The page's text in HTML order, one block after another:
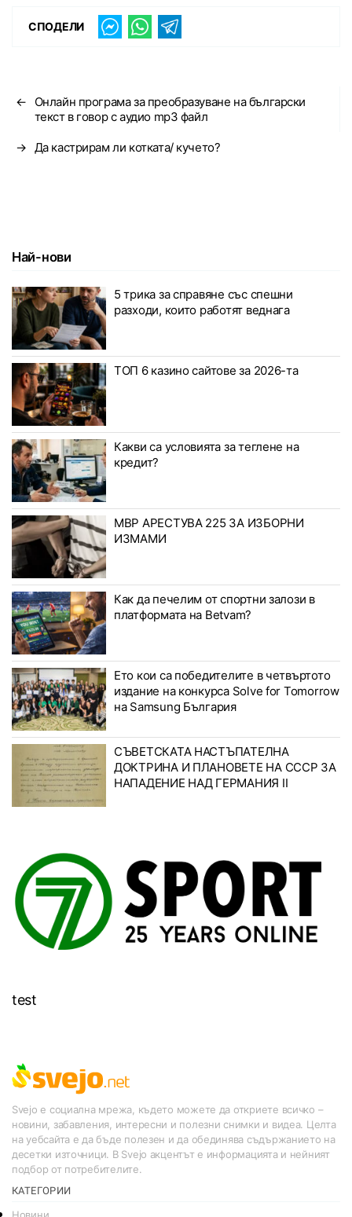
СПОДЕЛИ
←
Онлайн програма за преобразуване на български
текст в говор с аудио mp3 файл
→ Да кастрирам ли котката/ кучето?
Най-нови
5 трика за справяне със спешни
разходи, които работят веднага
ТОП 6 казино сайтове за 2026-та
Какви са условията за теглене на
кредит?
МВР АРЕСТУВА 225 ЗА ИЗБОРНИ
ИЗМАМИ
Как да печелим от спортни залози в
платформата на Betvam?
Ето кои са победителите в четвъртото
издание на конкурса Solve for Tomorrow
на Samsung България
СЪВЕТСКАТА НАСТЪПАТЕЛНА
ДОКТРИНА И ПЛАНОВЕТЕ НА СССР ЗА
НАПАДЕНИЕ НАД ГЕРМАНИЯ II
test
Svejo е социална мрежа, където можете да откриете всичко –
новини, забавления, интересни и полезни снимки и видеа. Целта
на уебсайта е да бъде полезен и да обединява съдържанието на
десетки източници. В Svejo акцентът е информацията и нейният
подбор от потребителите.
КАТЕГОРИИ